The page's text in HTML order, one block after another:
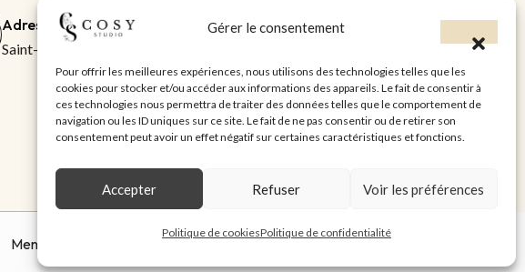
Gérer le consentement
Pour offrir les meilleures expériences, nous utilisons des technologies telles que les
cookies pour stocker et/ou accéder aux informations des appareils. Le fait de consentir à
ces technologies nous permettra de traiter des données telles que le comportement de
navigation ou les ID uniques sur ce site. Le fait de ne pas consentir ou de retirer son
consentement peut avoir un effet négatif sur certaines caractéristiques et fonctions.
Accepter Refuser Voir les préférences
Politique de cookiesPolitique de confidentialité
Adresse
Saint-Hilaire-la-Forêt
cocooning et cosy, afin de vous offrir un
moment de détente et une prestation de
qualité
Mentions légales Politique de confidentialité Politique de cookies